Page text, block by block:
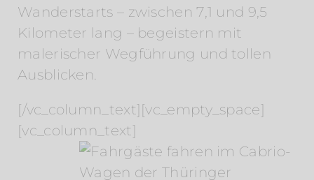
Wanderstarts – zwischen 7,1 und 9,5
Kilometer lang – begeistern mit
malerischer Wegführung und tollen
Ausblicken.
[/vc_column_text][vc_empty_space]
[vc_column_text]